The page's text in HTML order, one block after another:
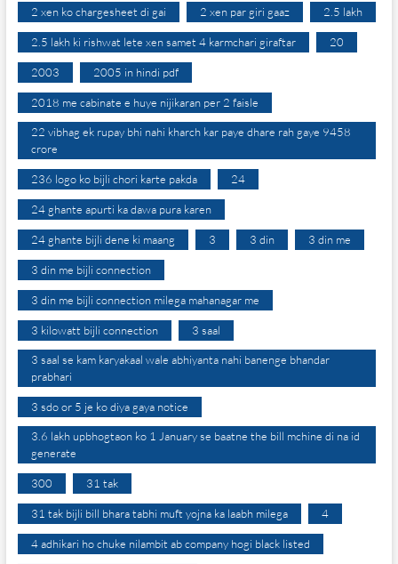
2 xen ko chargesheet di gai 2 xen par giri gaaz 2.5 lakh
2.5 lakh ki rishwat lete xen samet 4 karmchari giraftar 20
2003 2005 in hindi pdf
2018 me cabinate e huye nijikaran per 2 faisle
22 vibhag ek rupay bhi nahi kharch kar paye dhare rah gaye 9458
crore
236 logo ko bijli chori karte pakda 24
24 ghante apurti ka dawa pura karen
24 ghante bijli dene ki maang 3 3 din 3 din me
3 din me bijli connection
3 din me bijli connection milega mahanagar me
3 kilowatt bijli connection 3 saal
3 saal se kam karyakaal wale abhiyanta nahi banenge bhandar
prabhari
3 sdo or 5 je ko diya gaya notice
3.6 lakh upbhogtaon ko 1 January se baatne the bill mchine di na id
generate
300 31 tak
31 tak bijli bill bhara tabhi muft yojna ka laabh milega 4
4 adhikari ho chuke nilambit ab company hogi black listed